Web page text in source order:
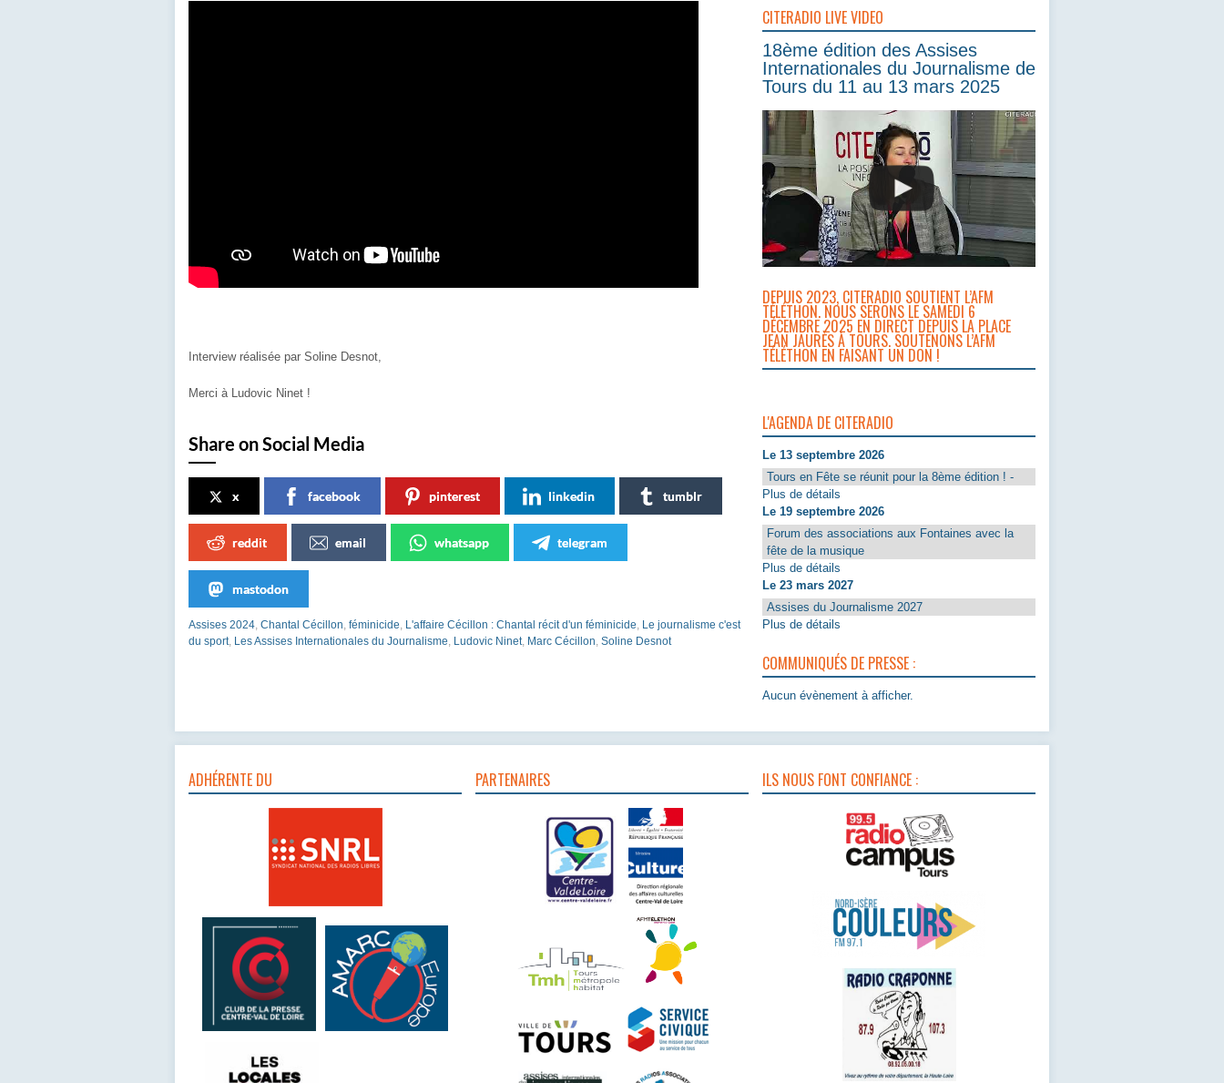
Interview réalisée par Soline Desnot,
Merci à Ludovic Ninet !
Share on Social Media
x facebook pinterest linkedin tumblr
reddit email whatsapp telegram
mastodon
Assises 2024, Chantal Cécillon, féminicide, L'affaire Cécillon : Chantal récit d'un féminicide, Le journalisme c'est
du sport, Les Assises Internationales du Journalisme, Ludovic Ninet, Marc Cécillon, Soline Desnot
CITERADIO LIVE VIDEO
18ème édition des Assises
Internationales du Journalisme de
Tours du 11 au 13 mars 2025
DEPUIS 2023, CITERADIO SOUTIENT L’AFM
TÉLÉTHON. NOUS SERONS LE SAMEDI 6
DÉCEMBRE 2025 EN DIRECT DEPUIS LA PLACE
JEAN JAURÈS À TOURS. SOUTENONS L’AFM
TÉLÉTHON EN FAISANT UN DON !
L'AGENDA DE CITERADIO
Le 13 septembre 2026
Tours en Fête se réunit pour la 8ème édition ! -
Plus de détails
Le 19 septembre 2026
Forum des associations aux Fontaines avec la
fête de la musique
Plus de détails
Le 23 mars 2027
Assises du Journalisme 2027
Plus de détails
COMMUNIQUÉS DE PRESSE :
Aucun évènement à afficher.
ADHÉRENTE DU PARTENAIRES ILS NOUS FONT CONFIANCE :